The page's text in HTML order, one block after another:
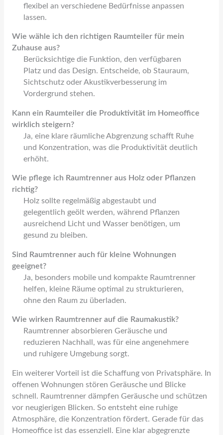
flexibel an verschiedene Bedürfnisse anpassen
lassen.
Wie wähle ich den richtigen Raumteiler für mein
Zuhause aus?
Berücksichtige die Funktion, den verfügbaren
Platz und das Design. Entscheide, ob Stauraum,
Sichtschutz oder Akustikverbesserung im
Vordergrund stehen.
Kann ein Raumteiler die Produktivität im Homeoffice
wirklich steigern?
Ja, eine klare räumliche Abgrenzung schafft Ruhe
und Konzentration, was die Produktivität deutlich
erhöht.
Wie pflege ich Raumtrenner aus Holz oder Pflanzen
richtig?
Holz sollte regelmäßig abgestaubt und
gelegentlich geölt werden, während Pflanzen
ausreichend Licht und Wasser benötigen, um
gesund zu bleiben.
Sind Raumtrenner auch für kleine Wohnungen
geeignet?
Ja, besonders mobile und kompakte Raumtrenner
helfen, kleine Räume optimal zu strukturieren,
ohne den Raum zu überladen.
Wie wirken Raumtrenner auf die Raumakustik?
Raumtrenner absorbieren Geräusche und
reduzieren Nachhall, was für eine angenehmere
und ruhigere Umgebung sorgt.
Ein weiterer Vorteil ist die Schaffung von Privatsphäre. In
offenen Wohnungen stören Geräusche und Blicke
schnell. Raumtrenner dämpfen Geräusche und schützen
vor neugierigen Blicken. So entsteht eine ruhige
Atmosphäre, die Konzentration fördert. Gerade für das
Homeoffice ist das essenziell. Eine klar abgegrenzte